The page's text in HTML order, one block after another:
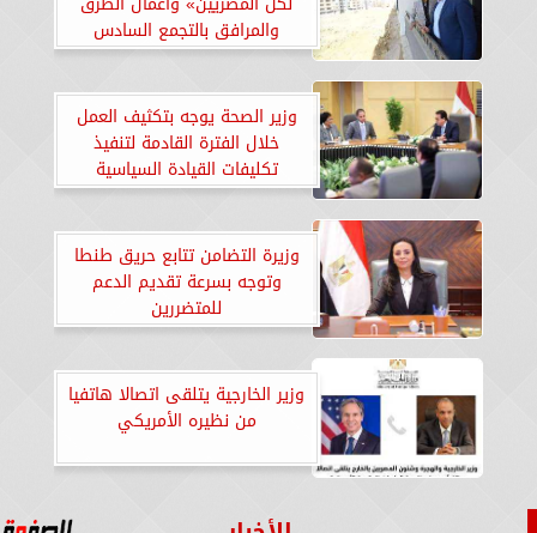
والمرافق بالتجمع السادس
والامتداد الجنوبي بالقاهرة
وزير الصحة يوجه بتكثيف العمل
خلال الفترة القادمة لتنفيذ
تكليفات القيادة السياسية
وزيرة التضامن تتابع حريق طنطا
وتوجه بسرعة تقديم الدعم
للمتضررين
وزير الخارجية يتلقى اتصالا هاتفيا
من نظيره الأمريكي